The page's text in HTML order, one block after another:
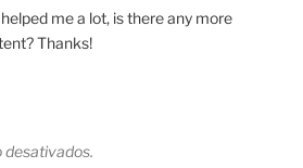
me a lot, is there any more
Thanks!
desativados.